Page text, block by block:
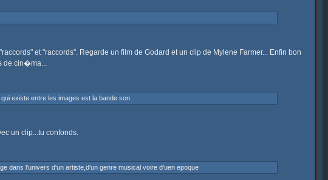
et "raccords". Regarde un film de Godard et un clip de Mylene Farmer... Enfin bon
de cin�ma...
existe entre les images est la bande son
un clip...tu confonds.
l'univers d'un artiste,d'un genre musical voire d'uen epoque